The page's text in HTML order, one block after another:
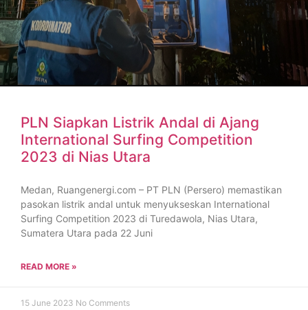
PLN Siapkan Listrik Andal di Ajang
International Surfing Competition
2023 di Nias Utara
Medan, Ruangenergi.com – PT PLN (Persero) memastikan
pasokan listrik andal untuk menyukseskan International
Surfing Competition 2023 di Turedawola, Nias Utara,
Sumatera Utara pada 22 Juni
READ MORE »
15 June 2023 No Comments